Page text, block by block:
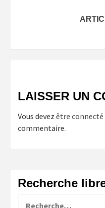
LAISSER UN
Vous devez être connecté
commentaire.
Recherche